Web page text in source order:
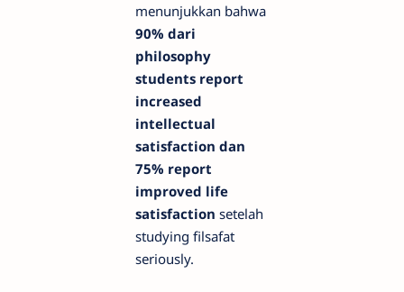
menunjukkan bahwa
90% dari
philosophy
students report
increased
intellectual
satisfaction dan
75% report
improved life
satisfaction setelah
studying filsafat
seriously.